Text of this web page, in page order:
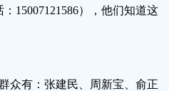
15007121586），他们知道这
众有：张建民、周新宝、俞正